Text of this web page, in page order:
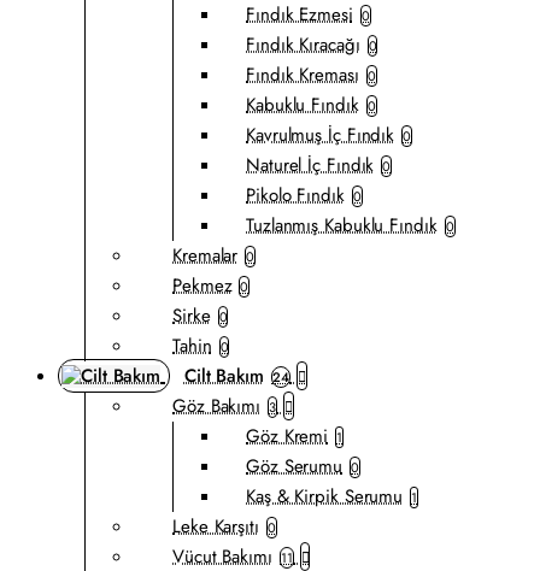
Fındık Ezmesi 0
Fındık Kıracağı 0
Fındık Kreması 0
Kabuklu Fındık 0
Kavrulmuş İç Fındık 0
Naturel İç Fındık 0
Pikolo Fındık 0
Tuzlanmış Kabuklu Fındık 0
Kremalar 0
Pekmez 0
Sirke 0
Tahin 0
Cilt Bakım 24
Göz Bakımı 3
Göz Kremi 1
Göz Serumu 0
Kaş & Kirpik Serumu 1
Leke Karşıtı 0
Vücut Bakımı 11